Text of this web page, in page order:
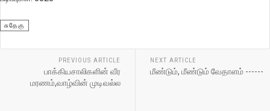
சுதேகு
PREVIOUS ARTICLE
பாக்கியசாலிகளின் வீர
மரணம்,வாழ்வின் முடிவல்ல
NEXT ARTICLE
மீண்டும், மீண்டும் வேதாளம் ------